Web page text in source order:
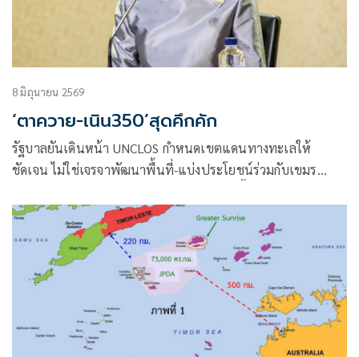
8 มิถุนายน 2569
‘ตาควาย-เนิน350’สุดคึกคัก
รัฐบาลยันเดินหน้า UNCLOS กำหนดเขตแดนทางทะเลให้
ชัดเจน ไม่ใช่เจรจาพัฒนาพื้นที่-แบ่งประโยชน์ร่วมกับเขมร
“ปราสาทตาควาย-เนิน 350” คึกคัก! แห่เที่ยว 2 วัน ทะลุ 3 พัน
คน สัมผัสประวัติศาสตร์ชายแดน-หนุนเศรษฐกิจชุมชน